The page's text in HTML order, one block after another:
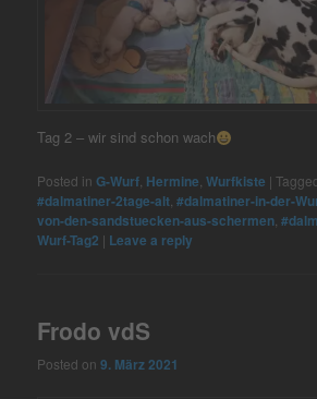
Tag 2 – wir sind schon wach
Posted in G-Wurf, Hermine,Wurfkiste |
#dalmatiner-2tage-alt,#dalmatiner-in-der-
von-den-sandstuecken-aus-schermen,
Wurf-Tag2 | Leave a reply
Frodo vdS
Posted on9. März 2021